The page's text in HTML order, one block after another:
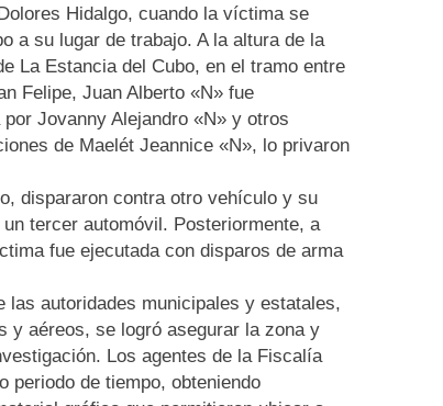
Hidalgo, cuando la víctima se
a su lugar de trabajo. A la altura de la
La Estancia del Cubo, en el tramo entre
Felipe, Juan Alberto «N» fue
Jovanny Alejandro «N» y otros
de Maelét Jeannice «N», lo privaron
dispararon contra otro vehículo y su
tercer automóvil. Posteriormente, a
fue ejecutada con disparos de arma
las autoridades municipales y estatales,
y aéreos, se logró asegurar la zona y
Los agentes de la Fiscalía
periodo de tiempo, obteniendo